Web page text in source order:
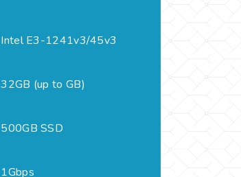
Intel E3-1241v3/45v3
32GB (up to GB)
500GB SSD
1Gbps